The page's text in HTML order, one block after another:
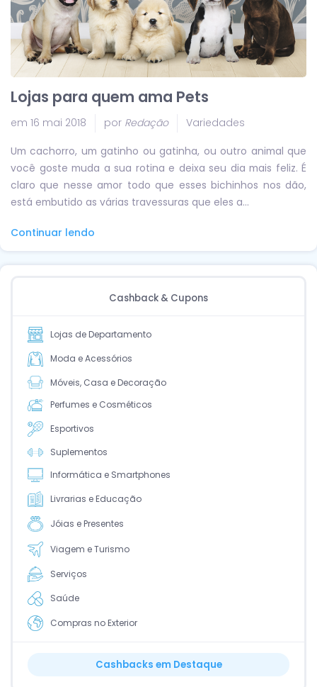
Lojas para quem ama Pets
em 16 mai 2018 por Redação Variedades
Um cachorro, um gatinho ou gatinha, ou outro animal que
você goste muda a sua rotina e deixa seu dia mais feliz. É
claro que nesse amor todo que esses bichinhos nos dão,
está embutido as várias travessuras que eles a...
Continuar lendo
Cashback & Cupons
Lojas de Departamento
Moda e Acessórios
Móveis, Casa e Decoração
Perfumes e Cosméticos
Esportivos
Suplementos
Informática e Smartphones
Livrarias e Educação
Jóias e Presentes
Viagem e Turismo
Serviços
Saúde
Compras no Exterior
Cashbacks em Destaque